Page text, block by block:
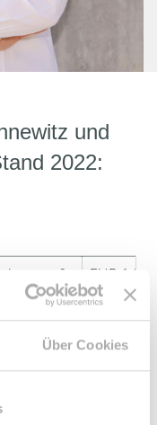
Über Cookies
und
2022:
pro m²
EUR
pro m²
EUR
pro m²
EUR 6,00